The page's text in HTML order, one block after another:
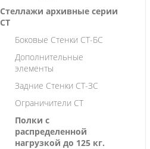
Стеллажи архивные серии
СТ
Боковые Стенки СТ-БС
Дополнительные
элементы
Задние Стенки СТ-ЗС
Ограничители СТ
Полки с
распределенной
нагрузкой до 125 кг.